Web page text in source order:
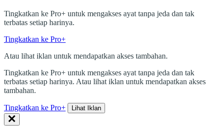
Tingkatkan ke Pro+ untuk mengakses ayat tanpa jeda dan tak
terbatas setiap harinya.
Tingkatkan ke Pro+
Atau lihat iklan untuk mendapatkan akses tambahan.
Tingkatkan ke Pro+ untuk mengakses ayat tanpa jeda dan tak
terbatas setiap harinya. Atau lihat iklan untuk mendapatkan akses
tambahan.
Tingkatkan ke Pro+ Lihat Iklan